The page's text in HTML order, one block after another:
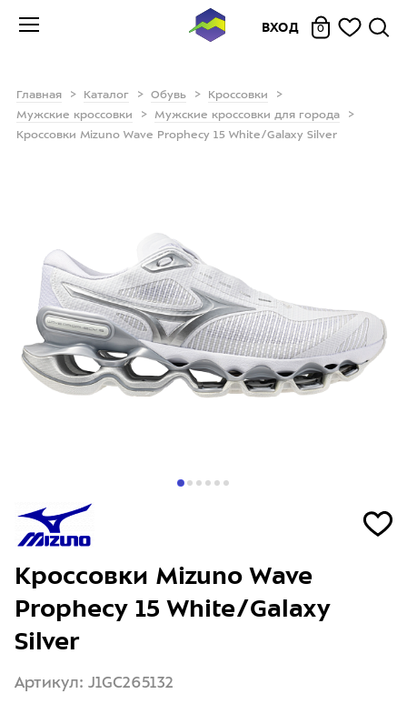
ВХОД 0
Главная Каталог Обувь
Кроссовки
Мужские кроссовки
Мужские кроссовки для города
Кроссовки Mizuno Wave Prophecy 15 White/Galaxy Silver
Кроссовки Mizuno Wave
Prophecy 15 White/Galaxy
Silver
Артикул: J1GC265132